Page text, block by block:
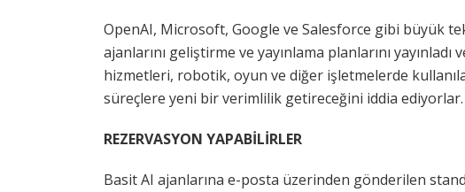
OpenAI, Microsoft, Google ve Salesforce gibi büyük
ajanlarını geliştirme ve yayınlama planlarını
hizmetleri, robotik, oyun ve diğer işletmelerde
süreçlere yeni bir verimlilik getireceğini iddia ediyorlar.
REZERVASYON YAPABİLİRLER
Basit AI ajanlarına e-posta üzerinden gönderilen